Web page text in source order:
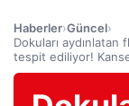
Haberler›Güncel›
Dokuları
tespit ediliyor!